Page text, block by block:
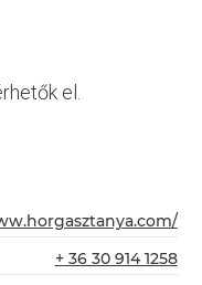
el.
+ 36 30 914 1258